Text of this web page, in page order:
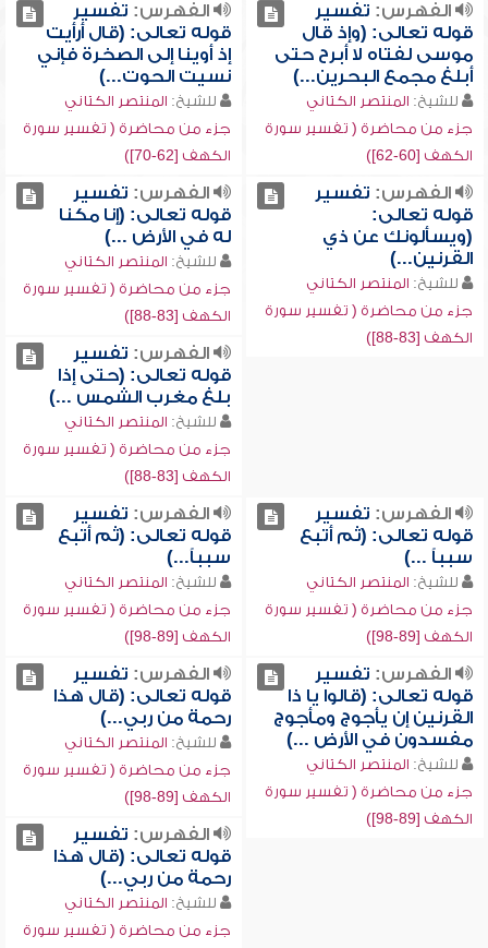
الفهرس: تفسير
قوله تعالى: (وإذ قال
موسى لفتاه لا أبرح حتى
أبلغ مجمع البحرين...)
للشيخ: المنتصر الكتاني
جزء من محاضرة ( تفسير سورة
الكهف [60-62])
الفهرس: تفسير
قوله تعالى: (قال أرأيت
إذ أوينا إلى الصخرة فإني
نسيت الحوت...)
للشيخ: المنتصر الكتاني
جزء من محاضرة ( تفسير سورة
الكهف [62-70])
الفهرس: تفسير
قوله تعالى:
(ويسألونك عن ذي
القرنين...)
للشيخ: المنتصر الكتاني
جزء من محاضرة ( تفسير سورة
الكهف [83-88])
الفهرس: تفسير
قوله تعالى: (إنا مكنا
له في الأرض ...)
للشيخ: المنتصر الكتاني
جزء من محاضرة ( تفسير سورة
الكهف [83-88])
الفهرس: تفسير
قوله تعالى: (حتى إذا
بلغ مغرب الشمس ...)
للشيخ: المنتصر الكتاني
جزء من محاضرة ( تفسير سورة
الكهف [83-88])
الفهرس: تفسير
قوله تعالى: (ثم أتبع
سبباً ...)
للشيخ: المنتصر الكتاني
جزء من محاضرة ( تفسير سورة
الكهف [89-98])
الفهرس: تفسير
قوله تعالى: (ثم أتبع
سبباً...)
للشيخ: المنتصر الكتاني
جزء من محاضرة ( تفسير سورة
الكهف [89-98])
الفهرس: تفسير
قوله تعالى: (قالوا يا ذا
القرنين إن يأجوج ومأجوج
مفسدون في الأرض ...)
للشيخ: المنتصر الكتاني
جزء من محاضرة ( تفسير سورة
الكهف [89-98])
الفهرس: تفسير
قوله تعالى: (قال هذا
رحمة من ربي...)
للشيخ: المنتصر الكتاني
جزء من محاضرة ( تفسير سورة
الكهف [89-98])
الفهرس: تفسير
قوله تعالى: (قال هذا
رحمة من ربي...)
للشيخ: المنتصر الكتاني
جزء من محاضرة ( تفسير سورة